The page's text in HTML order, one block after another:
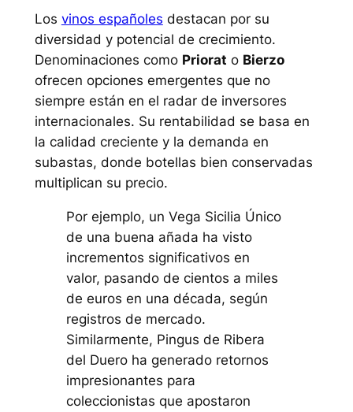
Los vinos españoles destacan por su
diversidad y potencial de crecimiento.
Denominaciones como Priorat o Bierzo
ofrecen opciones emergentes que no
siempre están en el radar de inversores
internacionales. Su rentabilidad se basa en
la calidad creciente y la demanda en
subastas, donde botellas bien conservadas
multiplican su precio.
Por ejemplo, un Vega Sicilia Único
de una buena añada ha visto
incrementos significativos en
valor, pasando de cientos a miles
de euros en una década, según
registros de mercado.
Similarmente, Pingus de Ribera
del Duero ha generado retornos
impresionantes para
coleccionistas que apostaron